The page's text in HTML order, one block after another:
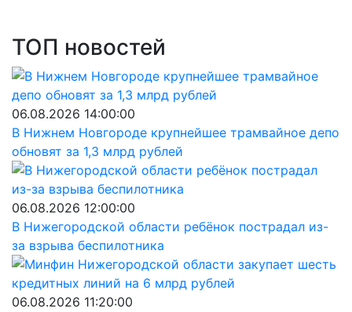
ТОП новостей
06.08.2026 14:00:00
В Нижнем Новгороде крупнейшее трамвайное депо
обновят за 1,3 млрд рублей
06.08.2026 12:00:00
В Нижегородской области ребёнок пострадал из-
за взрыва беспилотника
06.08.2026 11:20:00